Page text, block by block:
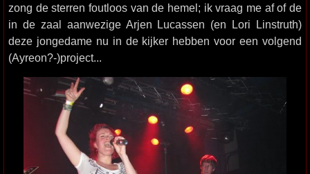
zong de sterren foutloos van de hemel; ik vraag me af of de
in de zaal aanwezige Arjen Lucassen (en Lori Linstruth)
deze jongedame nu in de kijker hebben voor een volgend
(Ayreon?-)project...